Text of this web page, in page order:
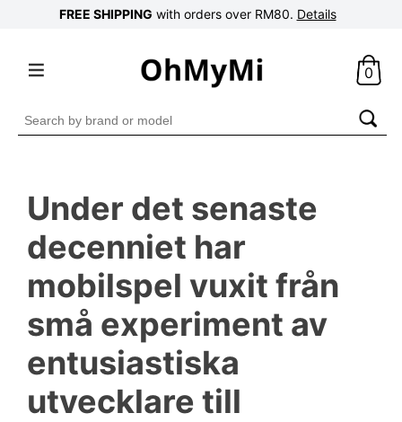
FREE SHIPPING with orders over RM80. Details
0
Search
for:
Under det senaste
decenniet har
mobilspel vuxit från
små experiment av
entusiastiska
utvecklare till